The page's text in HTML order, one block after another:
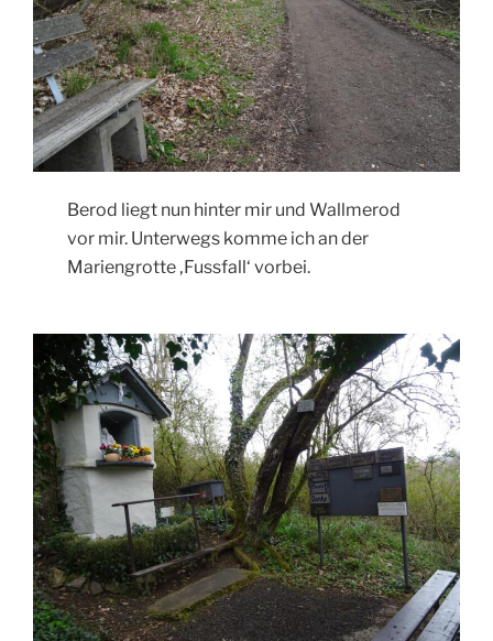
Berod liegt nun hinter mir und Wallmerod
vor mir. Unterwegs komme ich an der
Mariengrotte ‚Fussfall‘ vorbei.